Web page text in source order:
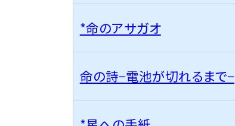
*命のアサガオ
命の詩−電池が切れるまで−